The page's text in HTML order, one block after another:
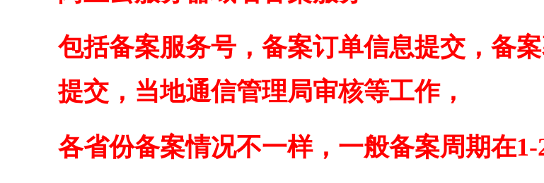
包括备案服务号，备案订单信息提交，备
提交，当地通信管理局审核等工作，
各省份备案情况不一样，一般备案周期在1-